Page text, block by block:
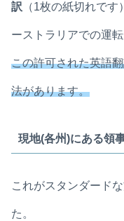
訳 （1枚の紙切れで
ーストラリアでの運
この許可された英語
法があります。
現地(各州)にある領
これがスタンダード
た。